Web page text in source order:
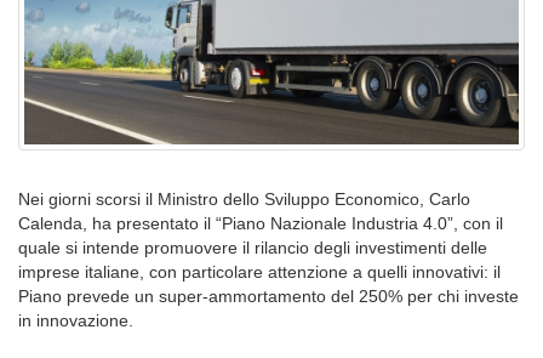
Nei giorni scorsi il Ministro dello Sviluppo Economico, Carlo
Calenda, ha presentato il “Piano Nazionale Industria 4.0”, con il
quale si intende promuovere il rilancio degli investimenti delle
imprese italiane, con particolare attenzione a quelli innovativi: il
Piano prevede un super-ammortamento del 250% per chi investe
in innovazione.